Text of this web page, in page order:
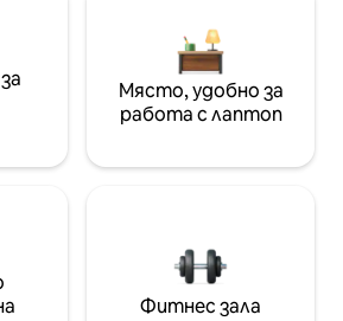
Място, удобно за
работа с лаптоп
Фитнес зала